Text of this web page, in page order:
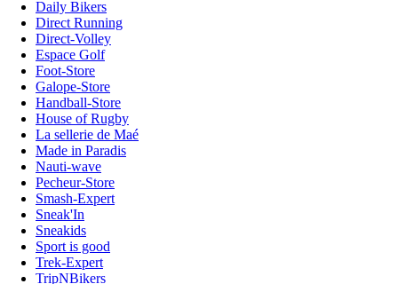
Daily Bikers
Direct Running
Direct-Volley
Espace Golf
Foot-Store
Galope-Store
Handball-Store
House of Rugby
La sellerie de Maé
Made in Paradis
Nauti-wave
Pecheur-Store
Smash-Expert
Sneak'In
Sneakids
Sport is good
Trek-Expert
TripNBikers